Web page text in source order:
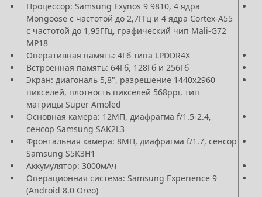
Процессор: Samsung Exynos 9 9810, 4 ядра
Mongoose с частотой до 2,7ГГц и 4 ядра Cortex-A55
с частотой до 1,95ГГц, графический чип Mali-G72
MP18
Оперативная память: 4Гб типа LPDDR4X
Встроенная память: 64Гб, 128Гб и 256Гб
Экран: диагональ 5,8", разрешение 1440х2960
пикселей, плотность пикселей 568ppi, тип
матрицы Super Amoled
Основная камера: 12МП, диафрагма f/1.5-2.4,
сенсор Samsung SAK2L3
Фронтальная камера: 8МП, диафрагма f/1.7, сенсор
Samsung S5K3H1
Аккумулятор: 3000мАч
Операционная система: Samsung Experience 9
(Android 8.0 Oreo)